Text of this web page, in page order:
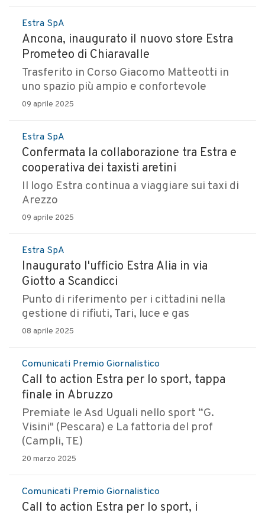
Estra SpA
Ancona, inaugurato il nuovo store Estra
Prometeo di Chiaravalle
Trasferito in Corso Giacomo Matteotti in
uno spazio più ampio e confortevole
09 aprile 2025
Estra SpA
Confermata la collaborazione tra Estra e
cooperativa dei taxisti aretini
Il logo Estra continua a viaggiare sui taxi di
Arezzo
09 aprile 2025
Estra SpA
Inaugurato l'ufficio Estra Alia in via
Giotto a Scandicci
Punto di riferimento per i cittadini nella
gestione di rifiuti, Tari, luce e gas
08 aprile 2025
Comunicati Premio Giornalistico
Call to action Estra per lo sport, tappa
finale in Abruzzo
Premiate le Asd Uguali nello sport “G.
Visini" (Pescara) e La fattoria del prof
(Campli, TE)
20 marzo 2025
Comunicati Premio Giornalistico
Call to action Estra per lo sport, i